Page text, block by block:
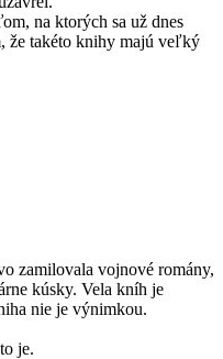
na ktorých sa už dnes
že takéto knihy majú veľký
zamilovala vojnové romány,
kúsky. Vela kníh je
nie je výnimkou.
je.